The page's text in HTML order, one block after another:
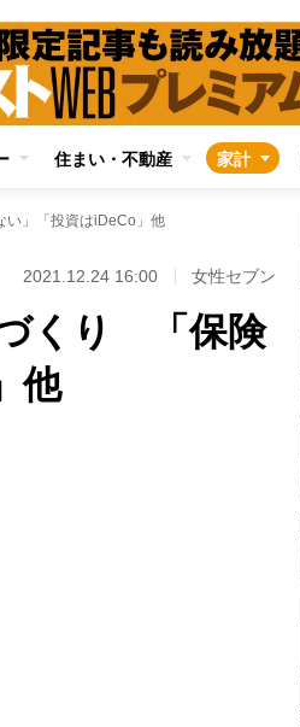
住まい・不動産 家計
」「投資はiDeCo」他
2021.12.24 16:00 女性セブン
くり 「保険
他